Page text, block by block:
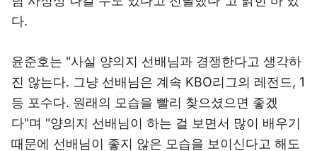
다.
윤준호는 "사실 양의지 선배님과 경쟁한다고 생각하
진 않는다. 그냥 선배님은 계속 KBO리그의 레전드, 1
등 포수다. 원래의 모습을 빨리 찾으셨으면 좋겠
다"며 "양의지 선배님이 하는 걸 보면서 많이 배우기
때문에 선배님이 좋지 않은 모습을 보이신다고 해도